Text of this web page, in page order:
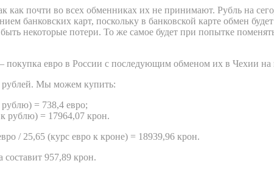
как почти во всех обменниках их не принимают. Рубль на
банковских карт, поскольку в банковской карте обмен
некоторые потери. То же самое будет при попытке
евро в России с последующим обменом их в Чехии на
рублей. Мы можем купить:
= 738,4 евро;
рублю) = 17964,07 крон.
/ 25,65 (курс евро к кроне) = 18939,96 крон.
957,89 крон.